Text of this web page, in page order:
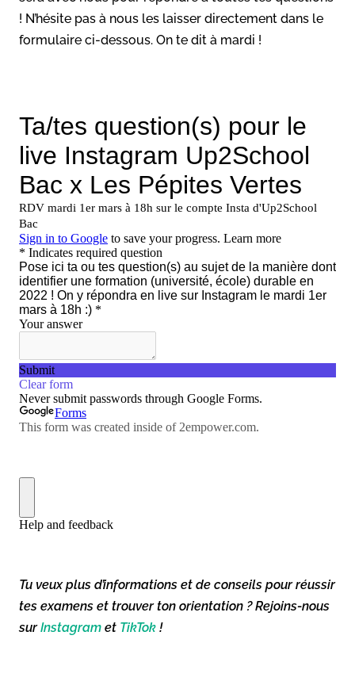
! N’hésite pas à nous les laisser directement dans le
formulaire ci-dessous. On te dit à mardi !
Tu veux plus d’informations et de conseils pour réussir
tes examens et trouver ton orientation ? Rejoins-nous
surInstagram et TikTok !